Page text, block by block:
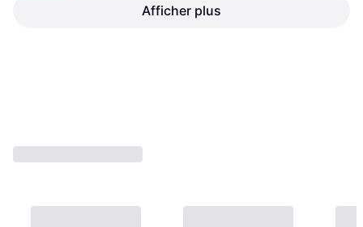
Pure2Improve 4 Rubans
Sissel Kinesiology Tape Sissel
Ruban de Kinésiologie
Afficher plus